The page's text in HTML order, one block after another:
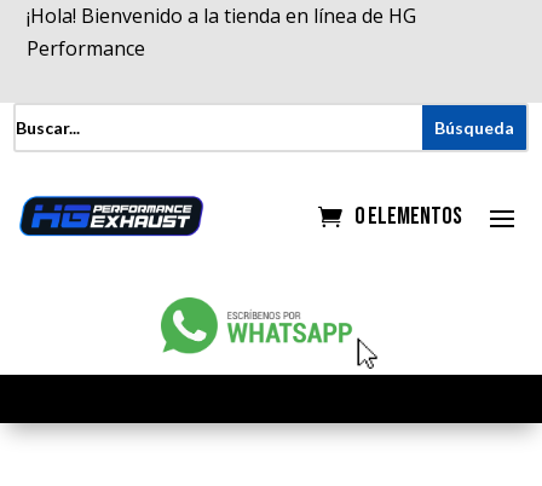
¡Hola! Bienvenido a la tienda en línea de HG
Performance
0 elementos